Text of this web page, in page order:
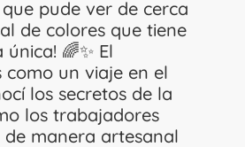
que pude ver de cerca
de colores que tiene
🌈✨ El
como un viaje en el
los secretos de la
los trabajadores
manera artesanal